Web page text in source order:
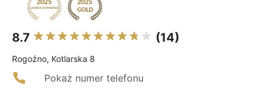
8.7 (14)
Rogoźno, Kotlarska 8
Pokaż numer telefonu